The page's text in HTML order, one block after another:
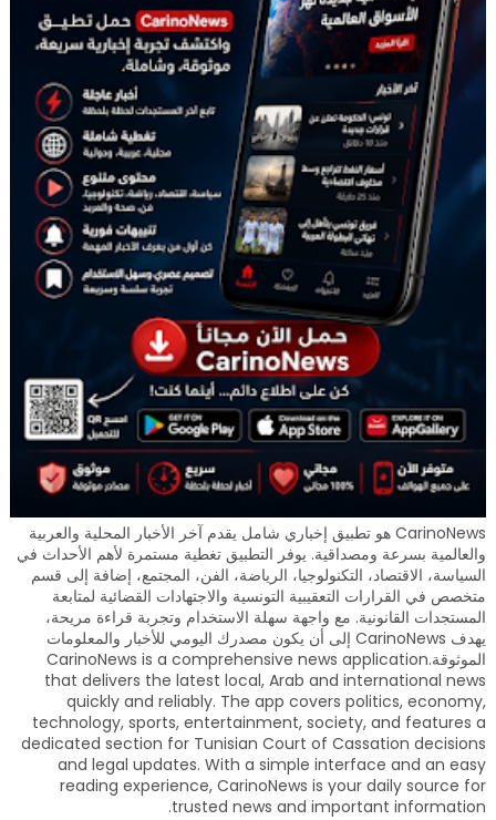
CarinoNews هو تطبيق إخباري شامل يقدم آخر الأخبار المحلية والعربية
والعالمية بسرعة ومصداقية. يوفر التطبيق تغطية مستمرة لأهم الأحداث في
السياسة، الاقتصاد، التكنولوجيا، الرياضة، الفن، المجتمع، إضافة إلى قسم
متخصص في القرارات التعقيبية التونسية والاجتهادات القضائية لمتابعة
المستجدات القانونية. مع واجهة سهلة الاستخدام وتجربة قراءة مريحة،
يهدف CarinoNews إلى أن يكون مصدرك اليومي للأخبار والمعلومات
الموثوقة.CarinoNews is a comprehensive news application
that delivers the latest local, Arab and international news
quickly and reliably. The app covers politics, economy,
technology, sports, entertainment, society, and features a
dedicated section for Tunisian Court of Cassation decisions
and legal updates. With a simple interface and an easy
reading experience, CarinoNews is your daily source for
trusted news and important information.